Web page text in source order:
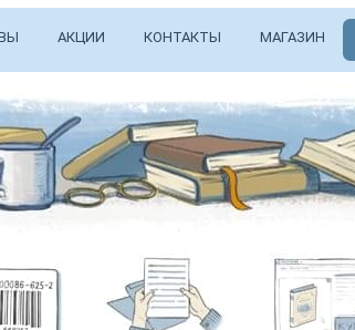
АКЦИИ КОНТАКТЫ МАГАЗИН